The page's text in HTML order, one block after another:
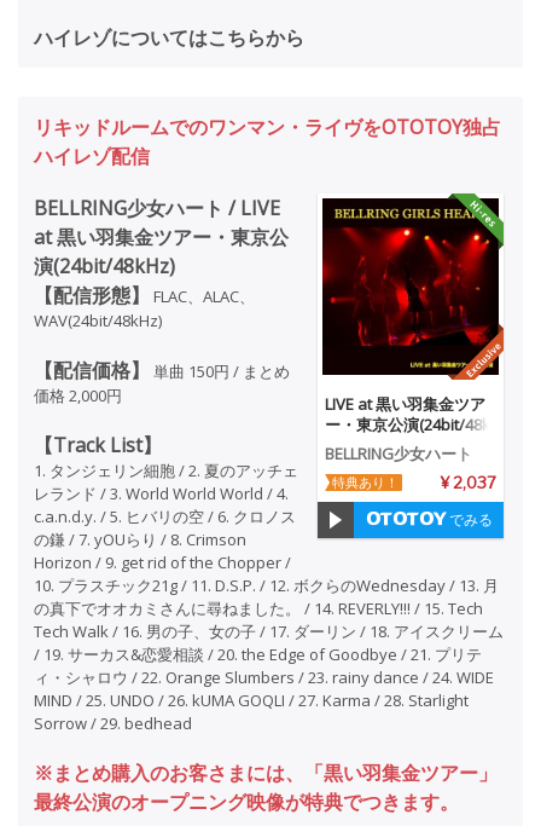
ハイレゾについてはこちらから
リキッドルームでのワンマン・ライヴをOTOTOY独占
ハイレゾ配信
LIVE at 黒い羽集金ツア
ー・東京公演(24bit/48k
Hz)
BELLRING少女ハート
¥ 2,037
特典あり！
でみる
BELLRING少女ハート / LIVE
at 黒い羽集金ツアー・東京公
演(24bit/48kHz)
【配信形態】
FLAC、ALAC、
WAV(24bit/48kHz)
【配信価格】
単曲 150円 / まとめ
価格 2,000円
【Track List】
1. タンジェリン細胞 / 2. 夏のアッチェ
レランド / 3. World World World / 4.
c.a.n.d.y. / 5. ヒバリの空 / 6. クロノス
の鎌 / 7. yOUらり / 8. Crimson
Horizon / 9. get rid of the Chopper /
10. プラスチック21g / 11. D.S.P. / 12. ボクらのWednesday / 13. 月
の真下でオオカミさんに尋ねました。 / 14. REVERLY!!! / 15. Tech
Tech Walk / 16. 男の子、女の子 / 17. ダーリン / 18. アイスクリーム
/ 19. サーカス&恋愛相談 / 20. the Edge of Goodbye / 21. プリテ
ィ・シャロウ / 22. Orange Slumbers / 23. rainy dance / 24. WIDE
MIND / 25. UNDO / 26. kUMA GOQLI / 27. Karma / 28. Starlight
Sorrow / 29. bedhead
※まとめ購入のお客さまには、「黒い羽集金ツアー」
最終公演のオープニング映像が特典でつきます。